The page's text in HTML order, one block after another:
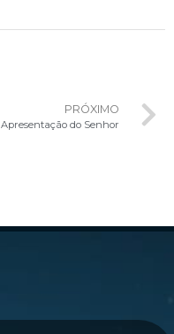
PRÓXIMO
Apresentação do Senhor